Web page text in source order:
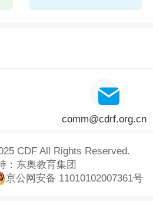
comm@cdrf.org.cn
CDF All Rights Reserved.
： 东奥教育集团
京公网安备 11010102007361号